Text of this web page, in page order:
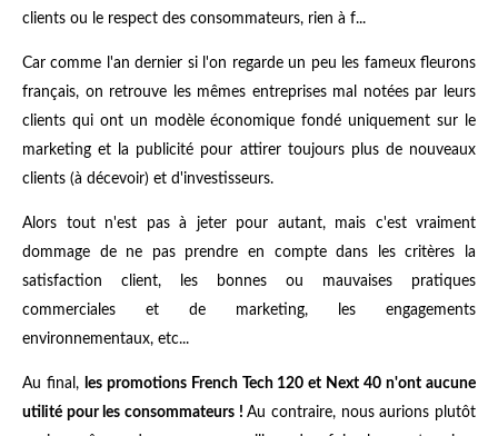
clients ou le respect des consommateurs, rien à f...
Car comme l'an dernier si l'on regarde un peu les fameux fleurons
français, on retrouve les mêmes entreprises mal notées par leurs
clients qui ont un modèle économique fondé uniquement sur le
marketing et la publicité pour attirer toujours plus de nouveaux
clients (à décevoir) et d'investisseurs.
Alors tout n'est pas à jeter pour autant, mais c'est vraiment
dommage de ne pas prendre en compte dans les critères la
satisfaction client, les bonnes ou mauvaises pratiques
commerciales et de marketing, les engagements
environnementaux, etc...
Au final, les promotions French Tech 120 et Next 40 n'ont aucune
utilité pour les consommateurs !Au contraire, nous aurions plutôt